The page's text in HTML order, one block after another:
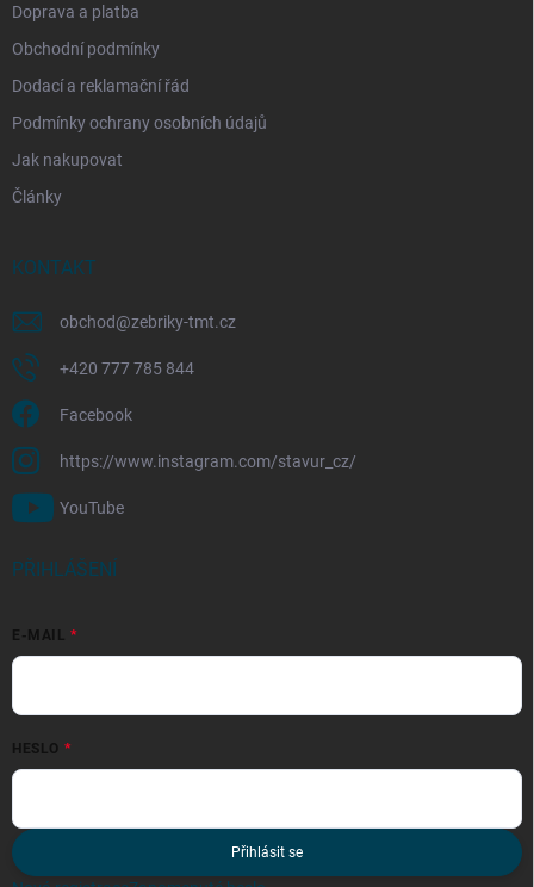
Doprava a platba
Obchodní podmínky
Dodací a reklamační řád
Podmínky ochrany osobních údajů
Jak nakupovat
Články
KONTAKT
obchod@zebriky-tmt.cz
+420 777 785 844
Facebook
https://www.instagram.com/stavur_cz/
YouTube
PŘIHLÁŠENÍ
E-MAIL
HESLO
Přihlásit se